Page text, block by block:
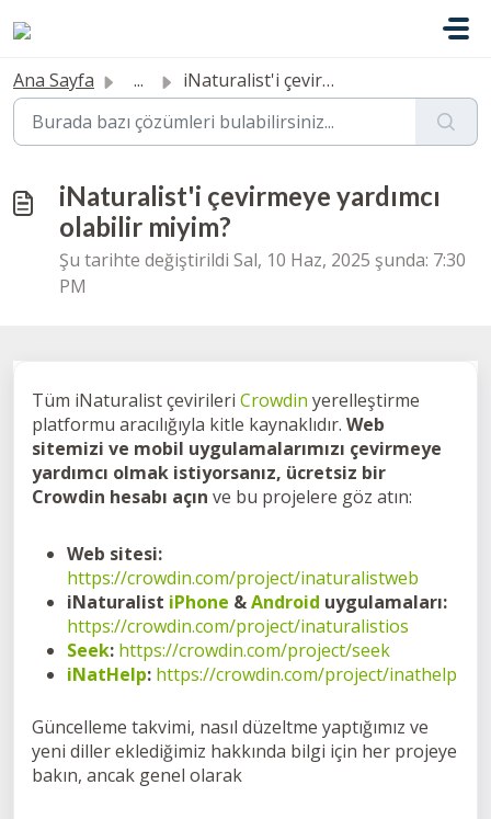
Ana Sayfa ... iNaturalist'i çevirmeye yardımcı olabilir miyim?
iNaturalist'i çevirmeye yardımcı
olabilir miyim?
Şu tarihte değiştirildi Sal, 10 Haz, 2025 şunda: 7:30
PM
Tüm iNaturalist çevirileri Crowdin yerelleştirme
platformu aracılığıyla kitle kaynaklıdır. Web
sitemizi ve mobil uygulamalarımızı çevirmeye
yardımcı olmak istiyorsanız, ücretsiz bir
Crowdin hesabı açın ve bu projelere göz atın:
Web sitesi:
https://crowdin.com/project/inaturalistweb
iNaturalist iPhone &Android uygulamaları:
https://crowdin.com/project/inaturalistios
Seek: https://crowdin.com/project/seek
iNatHelp: https://crowdin.com/project/inathelp
Güncelleme takvimi, nasıl düzeltme yaptığımız ve
yeni diller eklediğimiz hakkında bilgi için her projeye
bakın, ancak genel olarak